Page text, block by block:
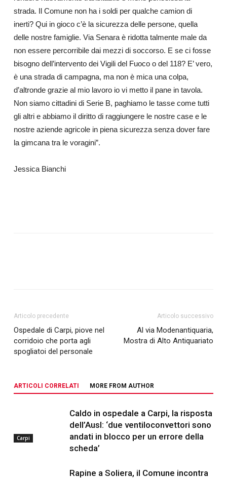
strada. Il Comune non ha i soldi per qualche camion di
inerti? Qui in gioco c’è la sicurezza delle persone, quella
delle nostre famiglie. Via Senara è ridotta talmente male da
non essere percorribile dai mezzi di soccorso. E se ci fosse
bisogno dell’intervento dei Vigili del Fuoco o del 118? E’ vero,
è una strada di campagna, ma non è mica una colpa,
d’altronde grazie al mio lavoro io vi metto il pane in tavola.
Non siamo cittadini di Serie B, paghiamo le tasse come tutti
gli altri e abbiamo il diritto di raggiungere le nostre case e le
nostre aziende agricole in piena sicurezza senza dover fare
la gimcana tra le voragini”.
Jessica Bianchi
Articolo precedente
Ospedale di Carpi, piove nel
corridoio che porta agli
spogliatoi del personale
Articolo successivo
Al via Modenantiquaria,
Mostra di Alto Antiquariato
ARTICOLI CORRELATI MORE FROM AUTHOR
Carpi
Caldo in ospedale a Carpi, la risposta
dell’Ausl: ‘due ventiloconvettori sono
andati in blocco per un errore della
scheda’
Rapine a Soliera, il Comune incontra